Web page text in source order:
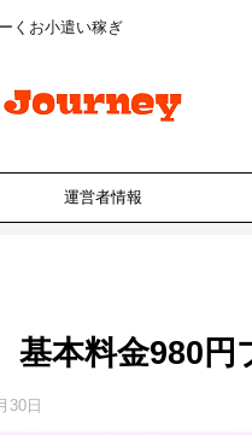
お小遣い稼ぎ
運営者情報
基本料金980
30日